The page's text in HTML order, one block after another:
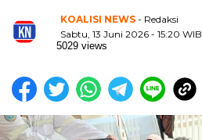
KOALISI NEWS - Redaksi
Sabtu, 13 Juni 2026 - 15:20 WIB
5029 views